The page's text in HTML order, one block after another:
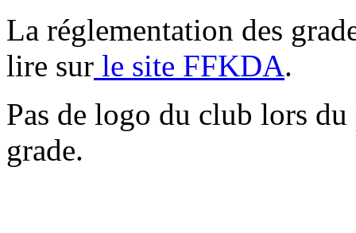
La réglementation des
lire sur le site FFKDA.
Pas de logo du club lors du
grade.